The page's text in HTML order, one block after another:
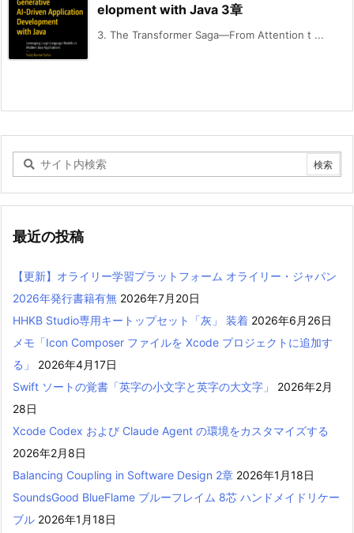
elopment with Java 3章
3. The Transformer Saga—From Attention t ...
最近の投稿
【更新】オライリー学習プラットフォーム オライリー・ジャパン
2026年発行書籍有無 2026年7月20日
HHKB Studio専用キートップセット「灰」 装着 2026年6月26日
メモ「Icon Composer ファイルを Xcode プロジェクトに追加す
る」
2026年4月17日
Swift ソートの覚書「英字の小文字と英字の大文字」
2026年2月
28日
Xcode Codex および Claude Agent の環境をカスタマイズする
2026年2月8日
Balancing Coupling in Software Design 2章 2026年1月18日
SoundsGood BlueFlame ブルーフレイム 8芯 ハンドメイドリケー
ブル 2026年1月18日